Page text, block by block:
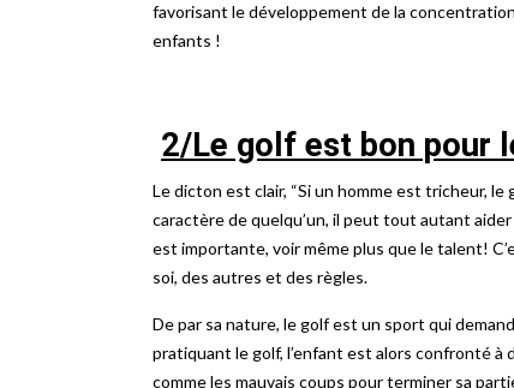
favorisant le développement de la
enfants !
2/Le golf est bon pour
Le dicton est clair, “Si un homme est tricheur, le
caractère de quelqu’un, il peut tout autant
est importante, voir même plus que le talent!
soi, des autres et des règles.
De par sa nature, le golf est un sport qui
pratiquant le golf, l’enfant est alors confronté
comme les mauvais coups pour terminer sa